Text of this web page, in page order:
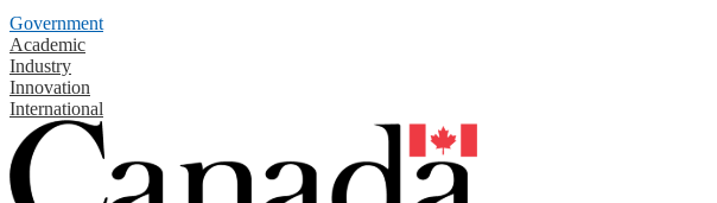
Government
Academic
Industry
Innovation
International